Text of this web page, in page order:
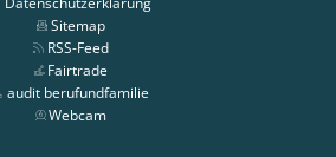
Sitemap
RSS-Feed
Fairtrade
audit berufundfamilie
Webcam